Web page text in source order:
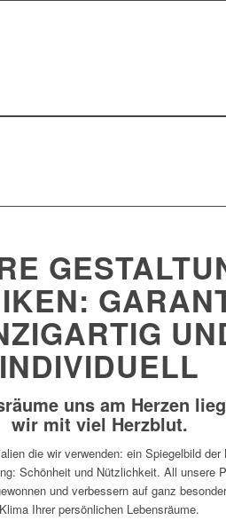
INDIVIDUELL
uns am Herzen
wir mit viel Herzblut.
die wir verwenden: ein Spiegelbild der
Schönheit und Nützlichkeit. All unsere
und verbessern auf ganz
Klima Ihrer persönlichen Lebensräume.